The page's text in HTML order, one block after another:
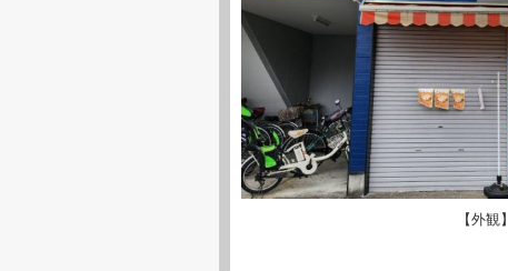
【外観】